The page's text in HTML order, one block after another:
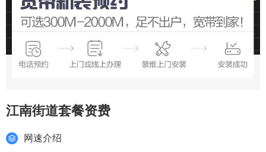
江南街道套餐资费
网速介绍